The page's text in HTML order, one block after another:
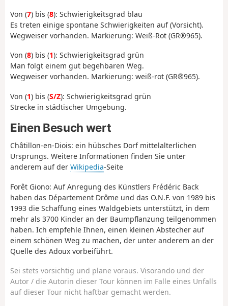
Von (7) bis (8): Schwierigkeitsgrad blau
Es treten einige spontane Schwierigkeiten auf (Vorsicht).
Wegweiser vorhanden. Markierung: Weiß-Rot (GR®965).
Von (8) bis (1): Schwierigkeitsgrad grün
Man folgt einem gut begehbaren Weg.
Wegweiser vorhanden. Markierung: weiß-rot (GR®965).
Von (1) bis (S/Z): Schwierigkeitsgrad grün
Strecke in städtischer Umgebung.
Einen Besuch wert
Châtillon-en-Diois: ein hübsches Dorf mittelalterlichen
Ursprungs. Weitere Informationen finden Sie unter
anderem auf der Wikipedia-Seite
Forêt Giono: Auf Anregung des Künstlers Frédéric Back
haben das Département Drôme und das O.N.F. von 1989 bis
1993 die Schaffung eines Waldgebiets unterstützt, in dem
mehr als 3700 Kinder an der Baumpflanzung teilgenommen
haben. Ich empfehle Ihnen, einen kleinen Abstecher auf
einem schönen Weg zu machen, der unter anderem an der
Quelle des Adoux vorbeiführt.
Sei stets vorsichtig und plane voraus. Visorando und der
Autor / die Autorin dieser Tour können im Falle eines Unfalls
auf dieser Tour nicht haftbar gemacht werden.